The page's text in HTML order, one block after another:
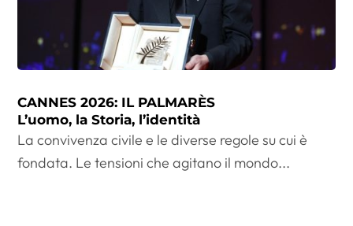
CANNES 2026: IL PALMARÈS
L’uomo, la Storia, l’identità
La convivenza civile e le diverse regole su cui è
fondata. Le tensioni che agitano il mondo...